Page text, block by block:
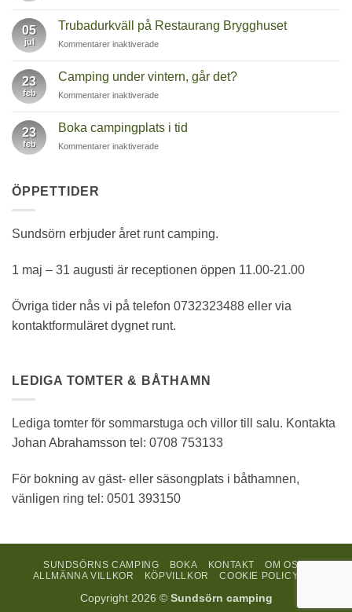
05
jul
Trubadurkväll på Restaurang Brygghuset
Kommentarer inaktiveradeför
Restaurang
Brygghuset
23
feb
Camping under vintern, går det?
Kommentarer inaktiveradeför
under
vintern,
går
23
feb
Boka campingplats i tid
Kommentarer inaktiveradeför
ÖPPETTIDER
Sundsörn erbjuder året runt camping.
1 maj – 31 augusti är receptionen öppen 11.00-21.00
Övriga tider nås vi på telefon 0732323488 eller via
kontaktformuläret dygnet runt.
LEDIGA TOMTER & BÅTHAMN
Lediga tomter för sommarstuga och villor till salu. Kontakta
Johan Abrahamsson tel: 0708 753133
För bokning av gäst- eller säsongplats i båthamnen,
vänligen ring tel: 0501 393150
SUNDSÖRNS CAMPING BOKA KONTAKT
OM OSS
ALLMÄNNA VILLKOR
KÖPVILLKOR COOKIE POLICY (EU)
Copyright 2026 © Sundsörn camping